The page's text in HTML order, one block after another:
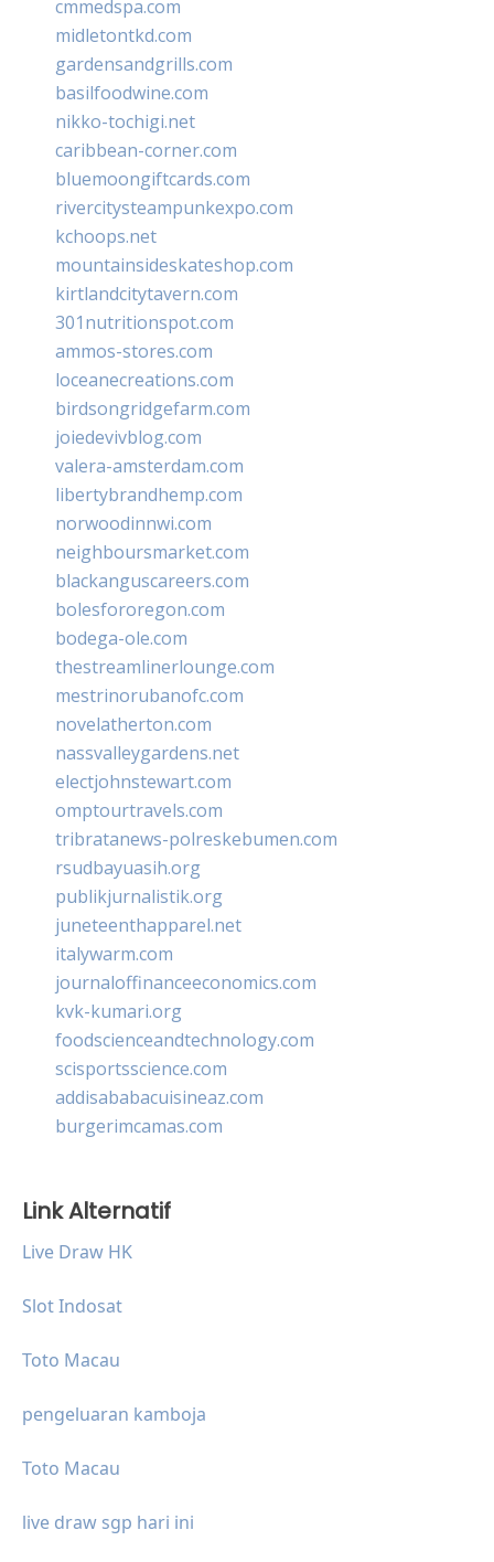
cmmedspa.com
midletontkd.com
gardensandgrills.com
basilfoodwine.com
nikko-tochigi.net
caribbean-corner.com
bluemoongiftcards.com
rivercitysteampunkexpo.com
kchoops.net
mountainsideskateshop.com
kirtlandcitytavern.com
301nutritionspot.com
ammos-stores.com
loceanecreations.com
birdsongridgefarm.com
joiedevivblog.com
valera-amsterdam.com
libertybrandhemp.com
norwoodinnwi.com
neighboursmarket.com
blackanguscareers.com
bolesfororegon.com
bodega-ole.com
thestreamlinerlounge.com
mestrinorubanofc.com
novelatherton.com
nassvalleygardens.net
electjohnstewart.com
omptourtravels.com
tribratanews-polreskebumen.com
rsudbayuasih.org
publikjurnalistik.org
juneteenthapparel.net
italywarm.com
journaloffinanceeconomics.com
kvk-kumari.org
foodscienceandtechnology.com
scisportsscience.com
addisababacuisineaz.com
burgerimcamas.com
Link Alternatif
Live Draw HK
Slot Indosat
Toto Macau
pengeluaran kamboja
Toto Macau
live draw sgp hari ini